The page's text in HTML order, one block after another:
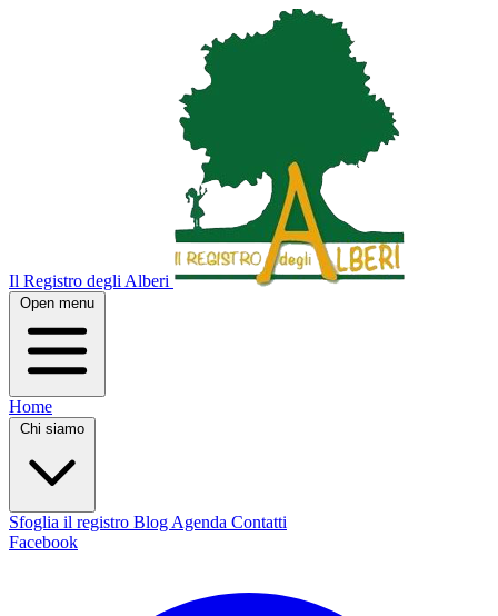
Il Registro degli Alberi
Open menu
Home
Chi siamo
Sfoglia il registro Blog Agenda Contatti
Facebook